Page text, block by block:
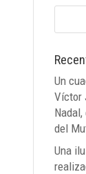
Un
Víctor
del
Una